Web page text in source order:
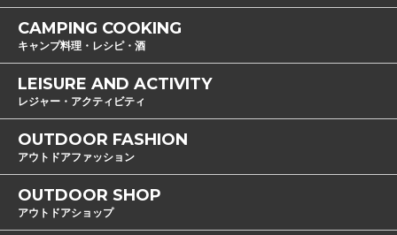
CAMPING COOKING
キャンプ料理・レシピ・酒
LEISURE AND ACTIVITY
レジャー・アクティビティ
OUTDOOR FASHION
アウトドアファッション
OUTDOOR SHOP
アウトドアショップ